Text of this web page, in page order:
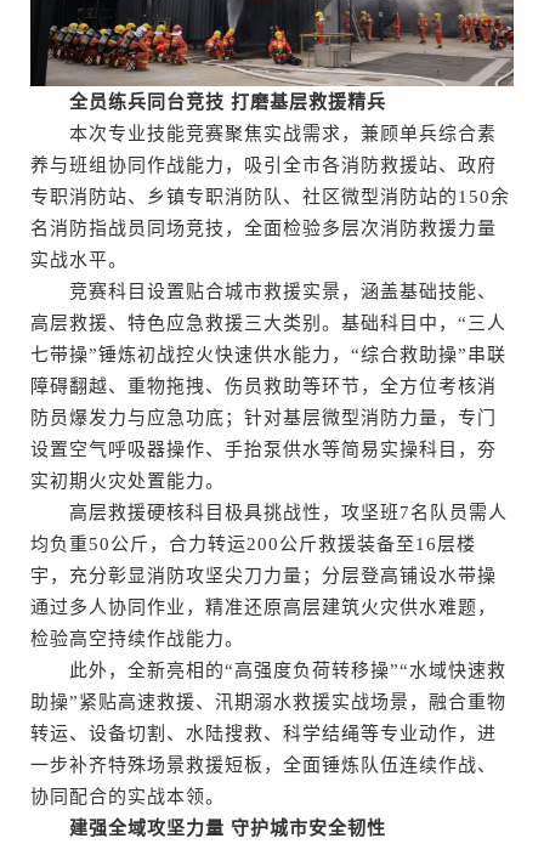
全员练兵同台竞技 打磨基层救援精兵
本次专业技能竞赛聚焦实战需求，兼顾单兵综合素
养与班组协同作战能力，吸引全市各消防救援站、政府
专职消防站、乡镇专职消防队、社区微型消防站的150余
名消防指战员同场竞技，全面检验多层次消防救援力量
实战水平。
竞赛科目设置贴合城市救援实景，涵盖基础技能、
高层救援、特色应急救援三大类别。基础科目中，“三人
七带操”锤炼初战控火快速供水能力，“综合救助操”串联
障碍翻越、重物拖拽、伤员救助等环节，全方位考核消
防员爆发力与应急功底；针对基层微型消防力量，专门
设置空气呼吸器操作、手抬泵供水等简易实操科目，夯
实初期火灾处置能力。
高层救援硬核科目极具挑战性，攻坚班7名队员需人
均负重50公斤，合力转运200公斤救援装备至16层楼
宇，充分彰显消防攻坚尖刀力量；分层登高铺设水带操
通过多人协同作业，精准还原高层建筑火灾供水难题，
检验高空持续作战能力。
此外，全新亮相的“高强度负荷转移操”“水域快速救
助操”紧贴高速救援、汛期溺水救援实战场景，融合重物
转运、设备切割、水陆搜救、科学结绳等专业动作，进
一步补齐特殊场景救援短板，全面锤炼队伍连续作战、
协同配合的实战本领。
建强全域攻坚力量 守护城市安全韧性